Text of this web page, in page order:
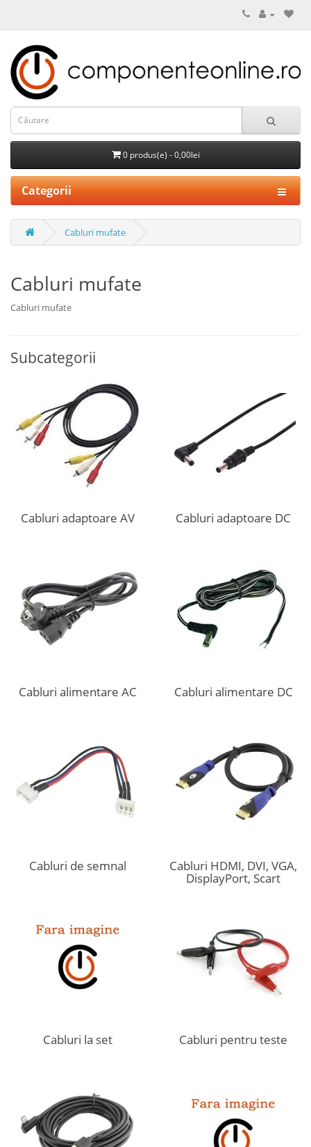
0 produs(e) - 0,00lei
Categorii
Cabluri mufate
Cabluri mufate
Cabluri mufate
Subcategorii
Cabluri adaptoare AV Cabluri adaptoare DC
Cabluri alimentare AC Cabluri alimentare DC
Cabluri de semnal Cabluri HDMI, DVI, VGA,
DisplayPort, Scart
Cabluri la set Cabluri pentru teste